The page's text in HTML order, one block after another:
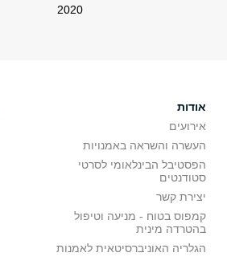
2020
אודות
אירועים
העשרה והשראה באמנויות
הפסטיבל הבינלאומי לסרטי
סטודנטים
יצירת קשר
קמפוס בטוח - מניעה וטיפול
בהטרדה מינית
הגלריה האוניברסיטאית לאמנות